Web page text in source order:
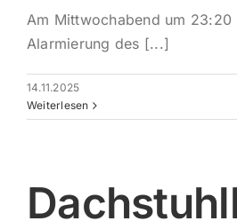
Am Mittwochabend um
Alarmierung des [...]
14.11.2025
Weiterlesen